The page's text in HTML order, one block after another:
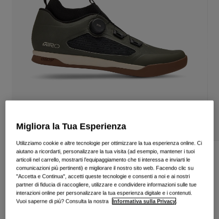
Scarpe
Scarpe da Strada
Scarpe da MTB
Scarpe da Gravel
Abbigliamento
Abbigliamento da Strada
Abbigliamento da MTB
Vedi tutto
Maschere
Lenti di ricambio
Bambino
Caschi
Scarpe Chamber TR
Prodotto n.38893
€ 209.99
Migliora la Tua Esperienza
Utilizziamo cookie e altre tecnologie per ottimizzare la tua esperienza online. Ci
aiutano a ricordarti, personalizzare la tua visita (ad esempio, mantener i tuoi
articoli nel carrello, mostrarti l’equipaggiamento che ti interessa e inviarti le
comunicazioni più pertinenti) e migliorare il nostro sito web. Facendo clic su
"Accetta e Continua", accetti queste tecnologie e consenti a noi e ai nostri
partner di fiducia di raccogliere, utilizzare e condividere informazioni sulle tue
interazioni online per personalizzare la tua esperienza digitale e i contenuti.
Vuoi saperne di più? Consulta la nostra
Informativa sulla Privacy